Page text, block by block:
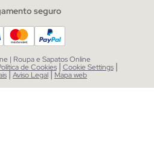
seguro
| Roupa e Sapatos Online
de Cookies | Cookie Settings |
|Aviso Legal| Mapa web